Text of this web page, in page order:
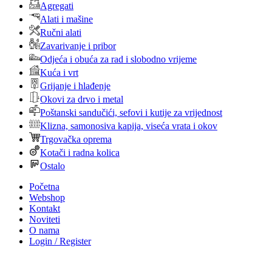
Agregati
Alati i mašine
Ručni alati
Zavarivanje i pribor
Odjeća i obuća za rad i slobodno vrijeme
Kuća i vrt
Grijanje i hlađenje
Okovi za drvo i metal
Poštanski sandučići, sefovi i kutije za vrijednost
Klizna, samonosiva kapija, viseća vrata i okov
Trgovačka oprema
Kotači i radna kolica
Ostalo
Početna
Webshop
Kontakt
Noviteti
O nama
Login / Register